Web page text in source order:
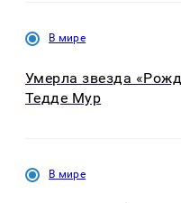
В мире
Умерла звезда
Тедде Мур
В мире